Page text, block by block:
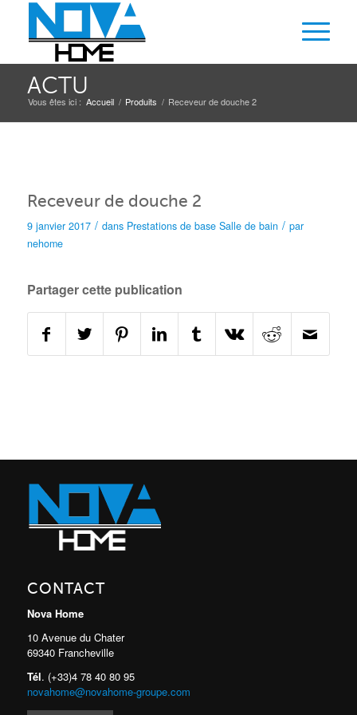
ACTU
Vous êtes ici : Accueil / Produits / Receveur de douche 2
Receveur de douche 2
9 janvier 2017 / dans Prestations de base Salle de bain / par
nehome
Partager cette publication
CONTACT
Nova Home
10 Avenue du Chater
69340 Francheville
Tél. (+33)4 78 40 80 95
novahome@novahome-groupe.com